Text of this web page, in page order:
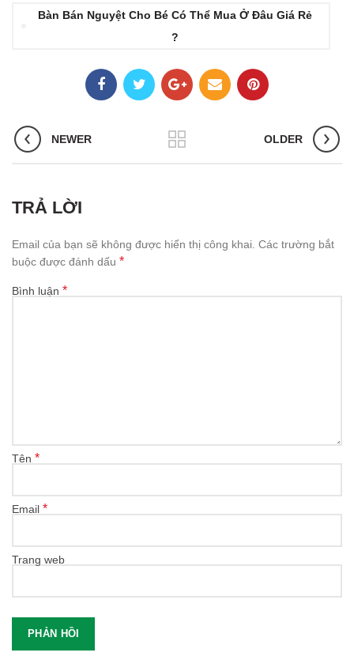
Bàn Bán Nguyệt Cho Bé Có Thể Mua Ở Đâu Giá Rẻ
?
NEWER OLDER
TRẢ LỜI
Email của bạn sẽ không được hiển thị công khai. Các trường bắt
buộc được đánh dấu *
Bình luận *
Tên *
Email *
Trang web